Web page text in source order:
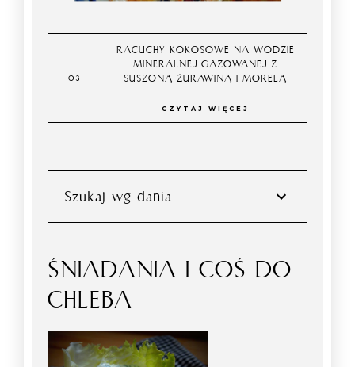
RACUCHY KOKOSOWE NA WODZIE
MINERALNEJ GAZOWANEJ Z
SUSZONĄ ŻURAWINĄ I MORELĄ
CZYTAJ WIĘCEJ
Szukaj wg dania
ŚNIADANIA I COŚ DO
CHLEBA